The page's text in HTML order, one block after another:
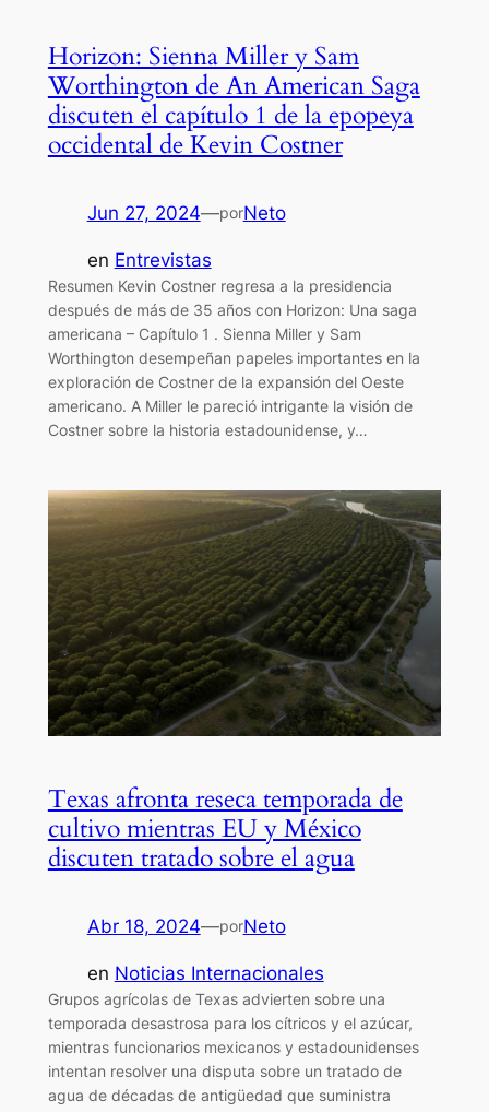
Horizon: Sienna Miller y Sam
Worthington de An American Saga
discuten el capítulo 1 de la epopeya
occidental de Kevin Costner
Jun 27, 2024—porNeto
en Entrevistas
Resumen Kevin Costner regresa a la presidencia
después de más de 35 años con Horizon: Una saga
americana – Capítulo 1 . Sienna Miller y Sam
Worthington desempeñan papeles importantes en la
exploración de Costner de la expansión del Oeste
americano. A Miller le pareció intrigante la visión de
Costner sobre la historia estadounidense, y…
Texas afronta reseca temporada de
cultivo mientras EU y México
discuten tratado sobre el agua
Abr 18, 2024—porNeto
en Noticias Internacionales
Grupos agrícolas de Texas advierten sobre una
temporada desastrosa para los cítricos y el azúcar,
mientras funcionarios mexicanos y estadounidenses
intentan resolver una disputa sobre un tratado de
agua de décadas de antigüedad que suministra